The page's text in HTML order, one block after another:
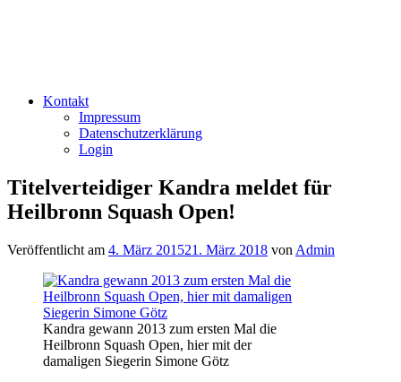
Kontakt
Impressum
Datenschutzerklärung
Login
Titelverteidiger Kandra meldet für
Heilbronn Squash Open!
Veröffentlicht am 4. März 201521. März 2018 von Admin
Kandra gewann 2013 zum ersten Mal die
Heilbronn Squash Open, hier mit der
damaligen Siegerin Simone Götz